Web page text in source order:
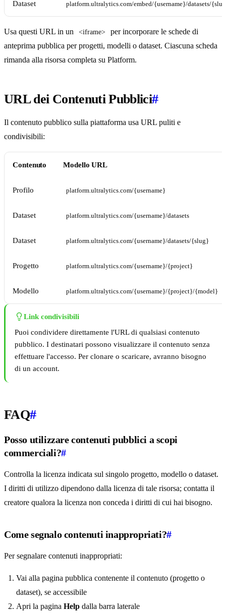
Dataset platform.ultralytics.com/embed/{username}/datasets/
Usa questi URL in un <iframe>
per incorporare le schede di
anteprima pubblica per progetti, modelli o dataset. Ciascuna scheda
rimanda alla risorsa completa su Platform.
URL dei Contenuti Pubblici#
Il contenuto pubblico sulla piattaforma usa URL puliti e
condivisibili:
Contenuto Modello URL
Profilo platform.ultralytics.com/{username}
Dataset platform.ultralytics.com/{username}/datasets
Dataset platform.ultralytics.com/{username}/datasets/{slug}
Progetto platform.ultralytics.com/{username}/{project}
Modello platform.ultralytics.com/{username}/{project}/{model}
Link condivisibili
Puoi condividere direttamente l'URL di qualsiasi contenuto
pubblico. I destinatari possono visualizzare il contenuto senza
effettuare l'accesso. Per clonare o scaricare, avranno bisogno
di un account.
FAQ#
Posso utilizzare contenuti pubblici a scopi
commerciali?#
Controlla la licenza indicata sul singolo progetto, modello o dataset.
I diritti di utilizzo dipendono dalla licenza di tale risorsa; contatta il
creatore qualora la licenza non conceda i diritti di cui hai bisogno.
Come segnalo contenuti inappropriati?#
Per segnalare contenuti inappropriati:
Vai alla pagina pubblica contenente il contenuto (progetto o
dataset), se accessibile
Apri la pagina Help dalla barra laterale